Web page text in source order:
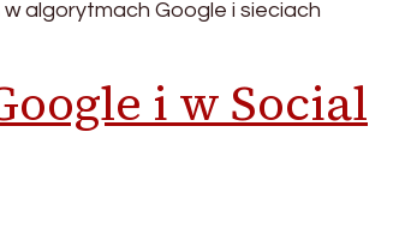
algorytmach Google i sieciach
i w Social